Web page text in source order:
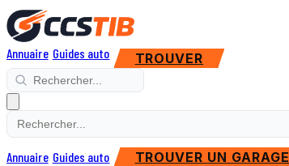
Annuaire Guides auto TROUVER
Annuaire Guides auto TROUVER UN GARAGE